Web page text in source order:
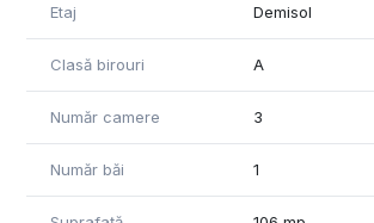
Etaj Demisol
Clasă birouri A
Număr camere 3
Număr băi 1